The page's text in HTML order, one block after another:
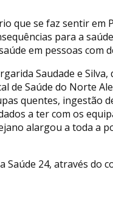
que se faz sentir em
para a
em pessoas com
Saudade e Silva,
de Saúde do Norte
quentes, ingestão
a ter com os
alargou a toda a
24, através do